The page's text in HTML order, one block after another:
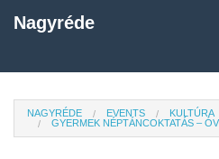
Nagyréde
NAGYRÉDE EVENTS
KULTÚRA
GYERMEK NÉPTÁNCOKTATÁS –